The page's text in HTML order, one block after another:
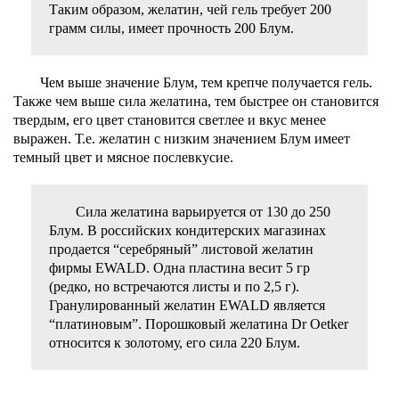
Таким образом, желатин, чей гель требует 200
грамм силы, имеет прочность 200 Блум.
Чем выше значение Блум, тем крепче получается гель.
Также чем выше сила желатина, тем быстрее он становится
твердым, его цвет становится светлее и вкус менее
выражен. Т.е. желатин с низким значением Блум имеет
темный цвет и мясное послевкусие.
Сила желатина варьируется от 130 до 250
Блум. В российских кондитерских магазинах
продается “серебряный” листовой желатин
фирмы EWALD. Одна пластина весит 5 гр
(редко, но встречаются листы и по 2,5 г).
Гранулированный желатин EWALD является
“платиновым”. Порошковый желатина Dr Oetker
относится к золотому, его сила 220 Блум.